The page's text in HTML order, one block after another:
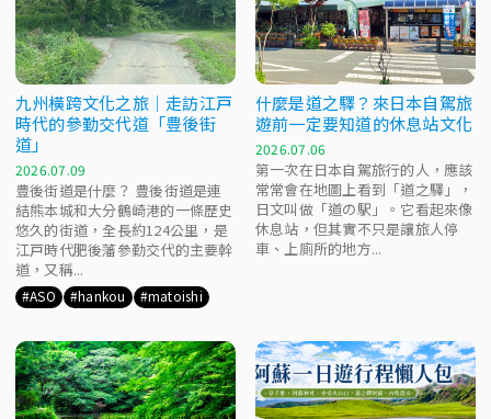
九州橫跨文化之旅｜走訪江戸
時代的參勤交代道「豊後街
道」
2026.07.09
豊後街道是什麼？ 豊後街道是連
結熊本城和大分鶴崎港的一條歷史
悠久的街道，全長約124公里，是
江戸時代肥後藩參勤交代的主要幹
道，又稱...
ASO hankou matoishi
什麼是道之驛？來日本自駕旅
遊前一定要知道的休息站文化
2026.07.06
第一次在日本自駕旅行的人，應該
常常會在地圖上看到「道之驛」，
日文叫做「道の駅」。它看起來像
休息站，但其實不只是讓旅人停
車、上廁所的地方...